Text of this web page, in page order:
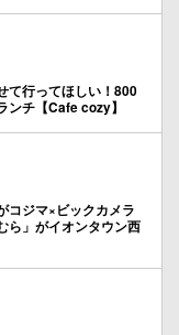
て行ってほしい！800
ンチ【Cafe cozy】
コジマ×ビックカメラ
ら」がイオンタウン西